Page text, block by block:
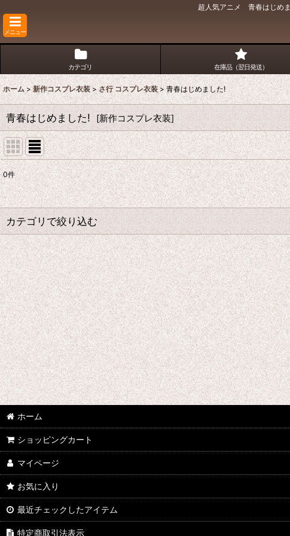
超人気アニメ 青春はじめ
メニュー
カテゴリ 在庫品（翌日発送）
ホーム > 新作コスプレ衣装 > さ行 コスプレ衣装 > 青春はじめました!
青春はじめました! [新作コスプレ衣装]
表示数:
並び順:
0件
カテゴリで絞り込む
さ行 コスプレ衣装 (全商品)
千銃士
戦刻ナイトブラッド
地縛少年花子くん
ゾンビランドサガ
ジョジョの奇妙な冒険
スーパーマリオブラザーズ
食戟のソーマ
サンタ コスプレ衣装
四月は君の嘘
ホーム
ショッピングカート
マイページ
お気に入り
最近チェックしたアイテム
特定商取引法表示